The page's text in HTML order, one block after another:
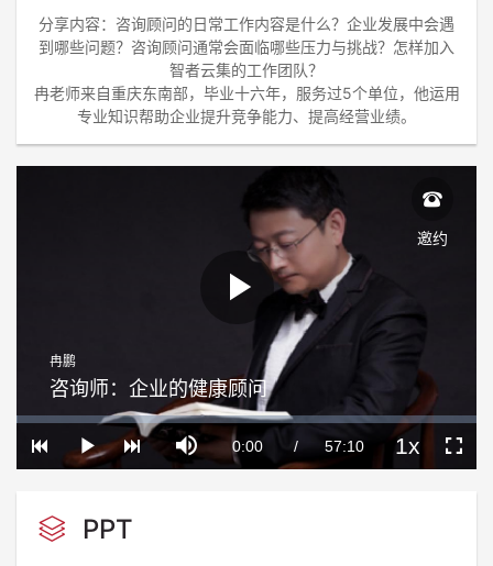
分享内容：咨询顾问的日常工作内容是什么？企业发展中会遇
到哪些问题？咨询顾问通常会面临哪些压力与挑战？怎样加入
智者云集的工作团队？
冉老师来自重庆东南部，毕业十六年，服务过5个单位，他运用
专业知识帮助企业提升竞争能力、提高经营业绩。
Play
Video
Play
Mute
Current
0:00 / Duration
57:10
Loaded:
0%
Progress:
0%
Playback
Rate
1x
冉鹏
咨询师：企业的健康顾问
邀约
PPT